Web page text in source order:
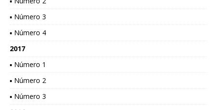
▪ Número 3
▪ Número 4
2017
▪ Número 1
▪ Número 2
▪ Número 3